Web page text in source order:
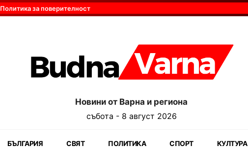
Политика за поверителност
Новини от Варна и региона
събота - 8 август 2026
БЪЛГАРИЯ СВЯТ ПОЛИТИКА СПОРТ КУЛТУРА